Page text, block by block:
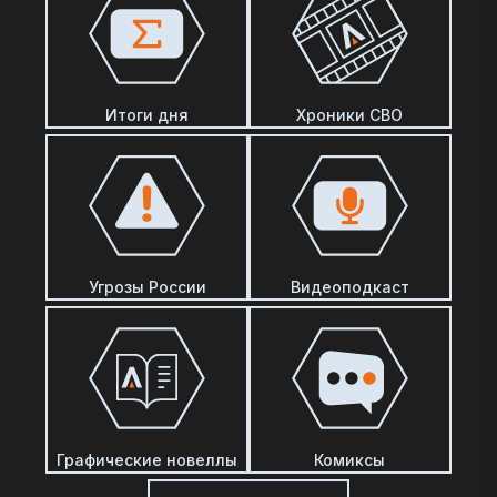
Итоги дня Хроники СВО
Угрозы России Видеоподкаст
Графические новеллы Комиксы